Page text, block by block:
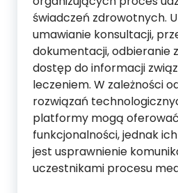
świadczeń zdrowotnych.
umawianie konsultacji,
dokumentacji, odbieranie
dostęp do informacji
leczeniem. W zależności
rozwiązań
platformy mogą
funkcjonalności, jednak
jest usprawnienie
uczestnikami procesu